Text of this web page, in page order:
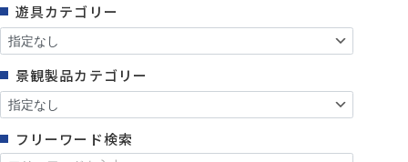
遊具カテゴリー
景観製品カテゴリー
フリーワード検索